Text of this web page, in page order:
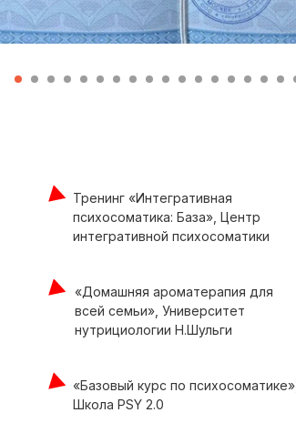
Тренинг «Интегративная
психосоматика: База», Центр
интегративной психосоматики
«Базовый курс по психосоматике»,
Школа PSY 2.0
«Домашняя ароматерапия для
всей семьи», Университет
нутрициологии Н.Шульги